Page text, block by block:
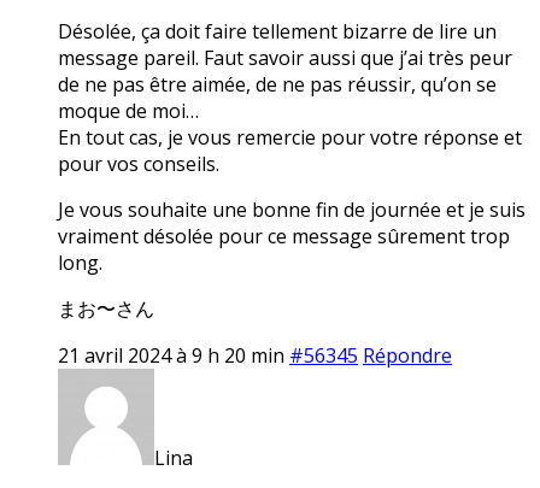
Désolée, ça doit faire tellement bizarre de lire un
message pareil. Faut savoir aussi que j’ai très peur
de ne pas être aimée, de ne pas réussir, qu’on se
moque de moi…
En tout cas, je vous remercie pour votre réponse et
pour vos conseils.
Je vous souhaite une bonne fin de journée et je suis
vraiment désolée pour ce message sûrement trop
long.
まお〜さん
21 avril 2024 à 9 h 20 min #56345 Répondre
Lina